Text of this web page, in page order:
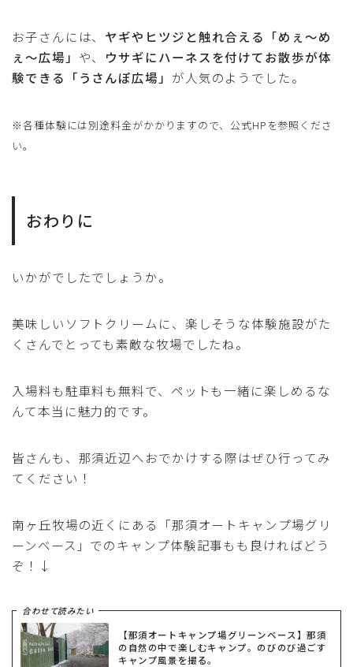
お子さんには、 ヤギやヒツジと触れ合える「めぇ～め
ぇ～広場」 や、 ウサギにハーネスを付けてお散歩が体
験できる「うさんぽ広場」 が人気のようでした。
※各種体験には別途料金がかかりますので、公式HPを参照くださ
い。
おわりに
いかがでしたでしょうか。
美味しいソフトクリームに、楽しそうな体験施設がた
くさんでとっても素敵な牧場でしたね。
入場料も駐車料も無料で、ペットも一緒に楽しめるな
んて本当に魅力的です。
皆さんも、那須近辺へおでかけする際はぜひ行ってみ
てください！
南ヶ丘牧場の近くにある「那須オートキャンプ場グリ
ーンベース」でのキャンプ体験記事もも良ければどう
ぞ！↓
合わせて読みたい
【那須オートキャンプ場グリーンベース】那須
の自然の中で楽しむキャンプ。のびのび過ごす
キャンプ風景を撮る。